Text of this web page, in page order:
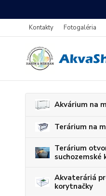
Kontakty Fotogaléria
Akvárium na
Terárium na
Terárium
suchozemské
Akvateráriá
korytnačky